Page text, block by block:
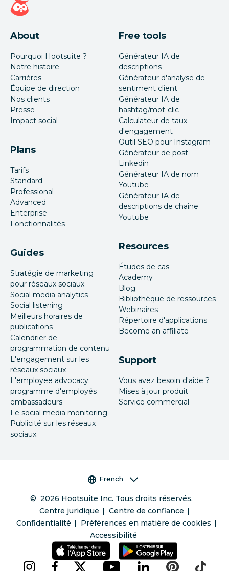
About
Pourquoi Hootsuite ?
Notre histoire
Carrières
Équipe de direction
Nos clients
Presse
Impact social
Plans
Tarifs
Standard
Professional
Advanced
Enterprise
Fonctionnalités
Guides
Stratégie de marketing
pour réseaux sociaux
Social media analytics
Social listening
Meilleurs horaires de
publications
Calendrier de
programmation de contenu
L'engagement sur les
réseaux sociaux
L'employee advocacy:
programme d'employés
embassadeurs
Le social media monitoring
Publicité sur les réseaux
sociaux
Free tools
Générateur IA de
descriptions
Générateur d'analyse de
sentiment client
Générateur IA de
hashtag/mot-clic
Calculateur de taux
d'engagement
Outil SEO pour Instagram
Générateur de post
Linkedin
Générateur IA de nom
Youtube
Générateur IA de
descriptions de chaîne
Youtube
Resources
Études de cas
Academy
Blog
Bibliothèque de ressources
Webinaires
Répertoire d'applications
Become an affiliate
Support
Vous avez besoin d'aide ?
Mises à jour produit
Service commercial
Sélecteur de langue
French
© 2026 Hootsuite Inc. Tous droits réservés.
Centre juridique
Centre de confiance
Confidentialité
Préférences en matière de cookies
Accessibilité